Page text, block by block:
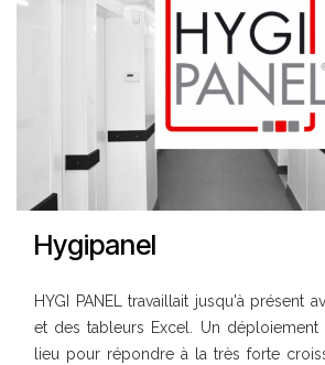
Hygipanel
HYGI PANEL travaillait jusqu'à présent
et des tableurs Excel. Un déploiement
lieu pour répondre à la très forte